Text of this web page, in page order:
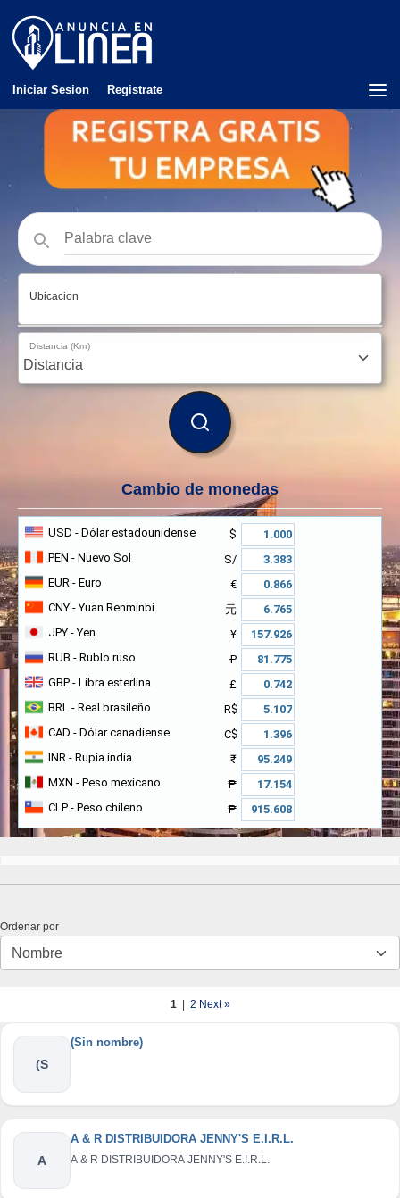
Iniciar Sesion Registrate
Ubicacion
Distancia (Km)
BUSCAR
Cambio de monedas
USD - Dólar estadounidense
$
PEN - Nuevo Sol
S/
EUR - Euro
€
CNY - Yuan Renminbi
元
JPY - Yen
¥
RUB - Rublo ruso
₽
GBP - Libra esterlina
£
BRL - Real brasileño
R$
CAD - Dólar canadiense
C$
INR - Rupia india
₹
MXN - Peso mexicano
₱
CLP - Peso chileno ₱
Ordenar por
1 | 2 Next »
(S
(Sin nombre)
A
A & R DISTRIBUIDORA JENNY'S E.I.R.L.
A & R DISTRIBUIDORA JENNY'S E.I.R.L.